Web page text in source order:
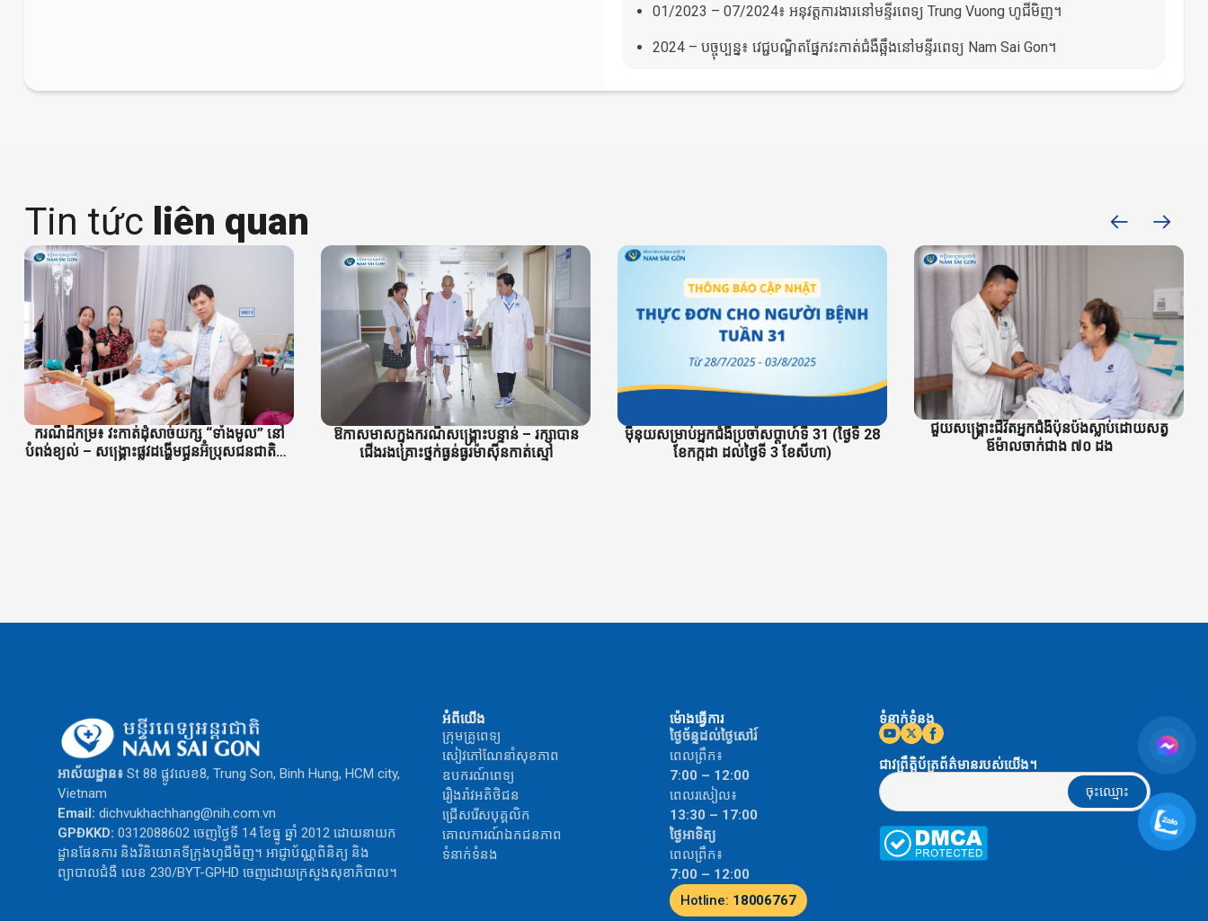
01/2023 – 07/2024៖ អនុវត្តការងារនៅមន្ទីរពេទ្យ Trung Vuong ហូជីមិញ។
2024 – បច្ចុប្បន្ន៖ វេជ្ជបណ្ឌិតផ្នែកវះកាត់ជំងឺឆ្អឹងនៅមន្ទីរពេទ្យ Nam Sai Gon។
Tin tức liên quan
ករណីដ៏កម្រ៖ វះកាត់ដុំសាច់យក្ស “ទាំងមូល” នៅ
បំពង់ខ្យល់ – សង្គ្រោះផ្លូវដង្ហើមជួនអ៊ំប្រុសជនជាតិខ្មែរ
ឱកាសមាសក្នុងករណីសង្គ្រោះបន្ទាន់ – រក្សាបាន
ជើងរងគ្រោះថ្នក់ធ្ងន់ធ្ងរម៉ាស៊ីនកាត់ស្មៅ
ម៉ឺនុយសម្រាប់អ្នកជំងឺប្រចាំសប្តាហ៍ទី 31 (ថ្ងៃទី 28
ខែកក្កដា ដល់ថ្ងៃទី 3 ខែសីហា)
ជួយសង្គ្រោះជីវិតអ្នកជំងឺប៉ុនប៉ងស្លាប់ដោយសត្វ
ឪម៉ាលចាក់ជាង ៧០ ដង
អាស័យដ្ឋាន៖ St 88 ផ្លូវលេខ8, Trung Son, Binh Hung, HCM city,
Vietnam
Email: dichvukhachhang@nih.com.vn
GPĐKKD: 0312088602 ចេញថ្ងៃទី 14 ខែធ្នូ ឆ្នាំ 2012 ដោយនាយក
ដ្ឋានផែនការ និងវិនិយោគទីក្រុងហូជីមិញ។ អាជ្ញាប័ណ្ណពិនិត្យ និង
ព្យាបាលជំងឺ លេខ 230/BYT-GPHD ចេញដោយក្រសួងសុខាភិបាល។
អំពីយើង
ក្រុមគ្រូពេទ្យ
សៀវភៅណែនាំសុខភាព
ឧបករណ៍ពេទ្យ
រឿងរ៉ាវអតិថិជន
ជ្រើសរើសបុគ្គលិក
គោលការណ៍ឯកជនភាព
ទំនាក់ទំនង
ម៉ោងធ្វើការ
ថ្ងៃច័ន្ទដល់ថ្ងៃសៅរ៍
ពេលព្រឹក៖
7:00 – 12:00
ពេលរសៀល៖
13:30 – 17:00
ថ្ងៃអាទិត្យ
ពេលព្រឹក៖
7:00 – 12:00
Hotline: 18006767
ទំនាក់ទំនង
ជាវព្រឹត្តិប័ត្រព័ត៌មានរបស់យើង។
ចុះឈ្មោះ